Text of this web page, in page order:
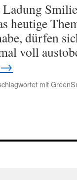
Ladung
heutige
dürfen
voll
→
mit